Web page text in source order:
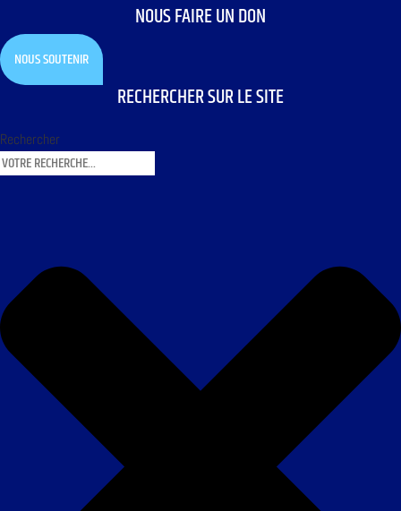
NOUS FAIRE UN DON
NOUS SOUTENIR
RECHERCHER SUR LE SITE
Rechercher